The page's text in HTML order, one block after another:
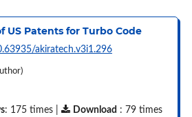
US Patents for Turbo Code
akiratech.v3i1.296
: 175 times | Download : 79 times